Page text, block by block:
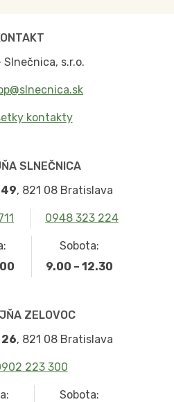
Slnečnica, s.r.o.
kontakty
SLNEČNICA
49, 821 08 Bratislava
0948 323 224
Sobota:
9.00 – 12.30
ZELOVOC
26, 821 08 Bratislava
223 300
Sobota: